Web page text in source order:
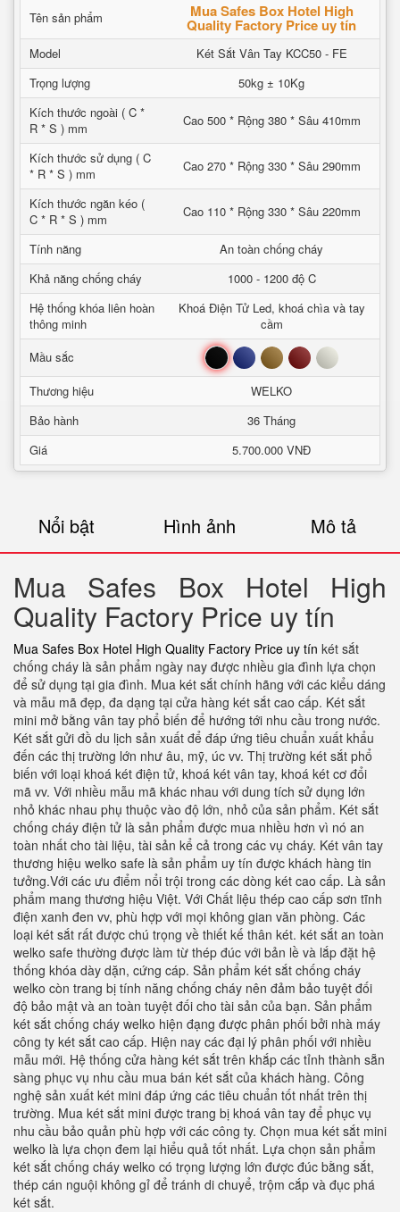
Tên sản phẩm Mua Safes Box Hotel High
Quality Factory Price uy tín
Model
Két Sắt Vân Tay KCC50 - FE
Trọng lượng
50kg ± 10Kg
Kích thước ngoài ( C *
R * S ) mm
Cao 500 * Rộng 380 * Sâu 410mm
Kích thước sử dụng ( C
* R * S ) mm
Cao 270 * Rộng 330 * Sâu 290mm
Kích thước ngăn kéo (
C * R * S ) mm
Cao 110 * Rộng 330 * Sâu 220mm
Tính năng
An toàn chống cháy
Khả năng chống cháy
1000 - 1200 độ C
Hệ thống khóa liên hoàn
thông minh
Khoá Điện Tử Led, khoá chìa và tay
cầm
Mầu sắc
Đen Xanh Nâu Đỏ Trắng
Thương hiệu
WELKO
Bảo hành
36 Tháng
Giá
5.700.000 VNĐ
Nổi bật Hình ảnh Mô tả
Mua Safes Box Hotel High
Quality Factory Price uy tín
Mua Safes Box Hotel High Quality Factory Price uy tín két sắt
chống cháy là sản phẩm ngày nay được nhiều gia đình lựa chọn
để sử dụng tại gia đình. Mua két sắt chính hãng với các kiểu dáng
và mẫu mã đẹp, đa dạng tại cửa hàng két sắt cao cấp. Két sắt
mini mở bằng vân tay phổ biến để hướng tới nhu cầu trong nước.
Két sắt gửi đồ du lịch sản xuất để đáp ứng tiêu chuẩn xuất khẩu
đến các thị trường lớn như âu, mỹ, úc vv. Thị trường két sắt phổ
biến với loại khoá két điện tử, khoá két vân tay, khoá két cơ đổi
mã vv. Với nhiều mẫu mã khác nhau với dung tích sử dụng lớn
nhỏ khác nhau phụ thuộc vào độ lớn, nhỏ của sản phẩm. Két sắt
chống cháy điện tử là sản phẩm được mua nhiều hơn vì nó an
toàn nhất cho tài liệu, tài sản kể cả trong các vụ cháy. Két vân tay
thương hiệu welko safe là sản phẩm uy tín được khách hàng tin
tưởng.Với các ưu điểm nổi trội trong các dòng két cao cấp. Là sản
phẩm mang thương hiệu Việt. Với Chất liệu thép cao cấp sơn tĩnh
điện xanh đen vv, phù hợp với mọi không gian văn phòng. Các
loại két sắt rất được chú trọng về thiết kế thân két. két sắt an toàn
welko safe thường được làm từ thép đúc với bản lề và lắp đặt hệ
thống khóa dày dặn, cứng cáp. Sản phẩm két sắt chống cháy
welko còn trang bị tính năng chống cháy nên đảm bảo tuyệt đối
độ bảo mật và an toàn tuyệt đối cho tài sản của bạn. Sản phẩm
két sắt chống cháy welko hiện đạng được phân phối bởi nhà máy
công ty két sắt cao cấp. Hiện nay các đại lý phân phối với nhiều
mẫu mới. Hệ thống cửa hàng két sắt trên khắp các tỉnh thành sẵn
sàng phục vụ nhu cầu mua bán két sắt của khách hàng. Công
nghệ sản xuất két mini đáp ứng các tiêu chuẩn tốt nhất trên thị
trường. Mua két sắt mini được trang bị khoá vân tay để phục vụ
nhu cầu bảo quản phù hợp với các công ty. Chọn mua két sắt mini
welko là lựa chọn đem lại hiểu quả tốt nhất. Lựa chọn sản phẩm
két sắt chống cháy welko có trọng lượng lớn được đúc bằng sắt,
thép cán nguội không gỉ để tránh di chuyể, trộm cắp và đục phá
két sắt.